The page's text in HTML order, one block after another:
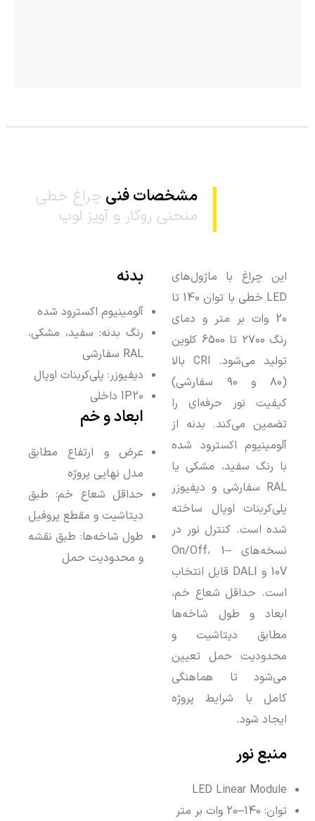
مشخصات فنی چراغ خطی
منحنی روکار و آویز لوپ
بدنه
آلومینیوم اکسترود شده
رنگ بدنه: سفید، مشکی،
RAL سفارشی
دیفیوزر: پلی‌کربنات اوپال
IP20 داخلی
ابعاد و خم
عرض و ارتفاع مطابق
مدل نهایی پروژه
حداقل شعاع خم: طبق
دیتاشیت و مقطع پروفیل
طول شاخه‌ها: طبق نقشه
و محدودیت حمل
این چراغ با ماژول‌های
LED خطی با توان 140 تا
20 وات بر متر و دمای
رنگ‌ ۲۷۰۰ تا 6500 کلوین
تولید می‌شود. CRI بالا
(۸۰ و ۹۰ سفارشی)
کیفیت نور حرفه‌ای را
تضمین می‌کند. بدنه از
آلومینیوم اکسترود شده
با رنگ سفید، مشکی یا
RAL سفارشی و دیفیوزر
پلی‌کربنات اوپال ساخته
شده است. کنترل نور در
نسخه‌های On/Off، 1–
10V و DALI قابل انتخاب
است. حداقل شعاع خم،
ابعاد و طول شاخه‌ها
مطابق دیتاشیت و
محدودیت حمل تعیین
می‌شود تا هماهنگی
کامل با شرایط پروژه
ایجاد شود.
منبع نور
LED Linear Module
توان: 140–20 وات بر متر